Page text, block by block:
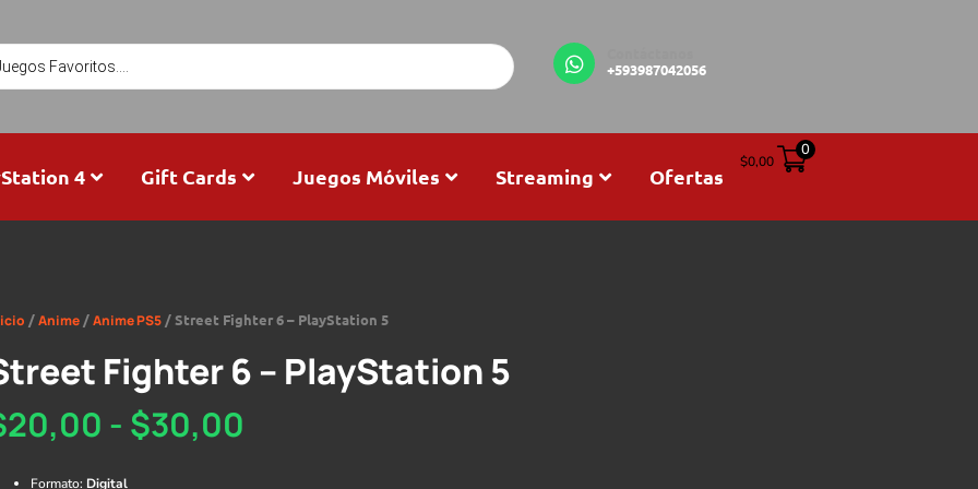
+593987042056
4 Gift Cards Juegos Móviles Streaming Ofertas
$0,00
0
/Anime/Anime PS5/ Street Fighter 6 – PlayStation 5
Fighter 6 – PlayStation 5
20,00 - $30,00
Formato: Digital